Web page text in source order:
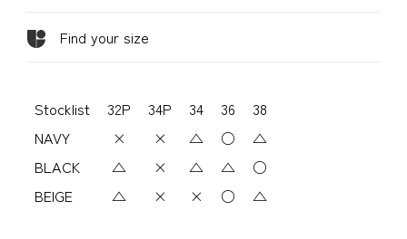
Find your size
Stocklist 32P 34P 34 36
38
NAVY
× × △ ○
△
BLACK
△ × △ △
○
BEIGE
△ × × ○ △